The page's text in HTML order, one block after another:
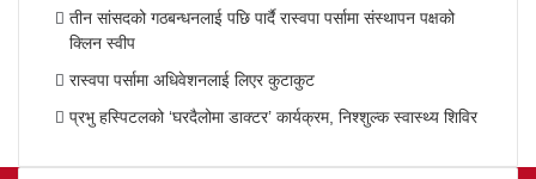
तीन सांसदको गठबन्धनलाई पछि पार्दै रास्वपा पर्सामा संस्थापन पक्षको
क्लिन स्वीप
रास्वपा पर्सामा अधिवेशनलाई लिएर कुटाकुट
प्रभु हस्पिटलको ‘घरदैलोमा डाक्टर’ कार्यक्रम, निश्शुल्क स्वास्थ्य शिविर